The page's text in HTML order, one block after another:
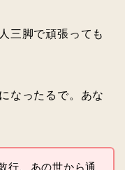
三脚で頑張っても
なったるで。あな
行、あの世から通